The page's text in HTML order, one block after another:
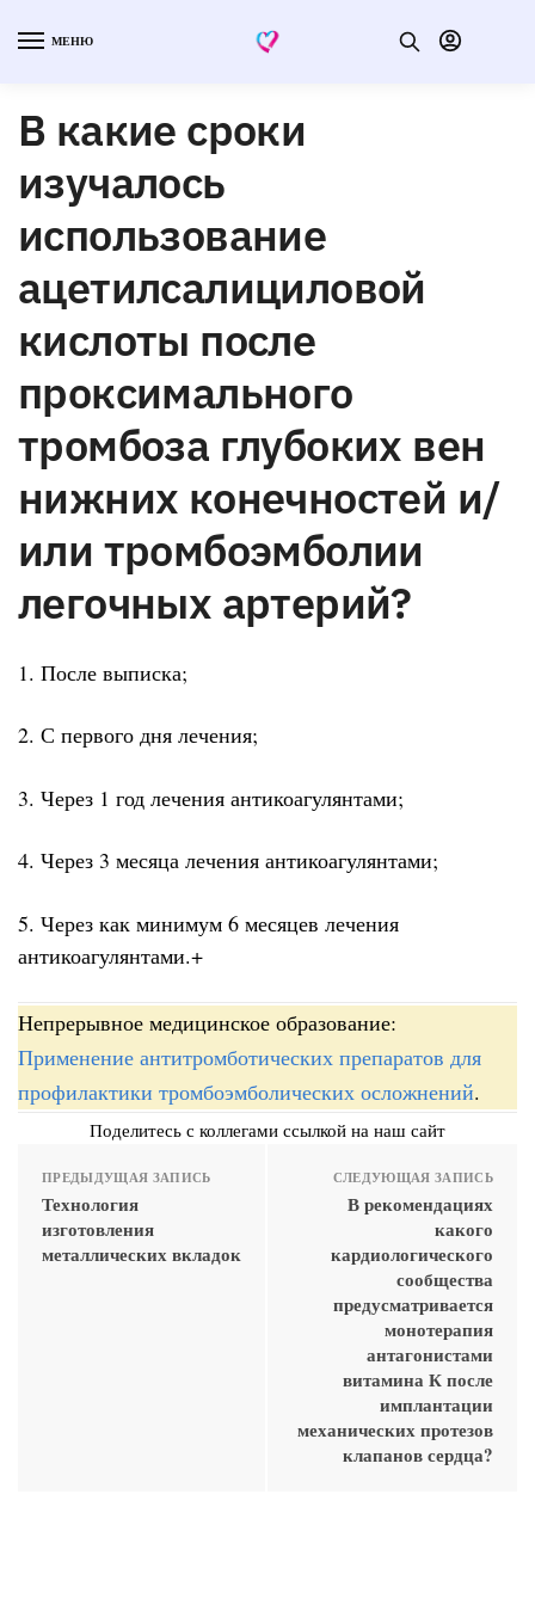
МЕНЮ
В какие сроки
изучалось
использование
ацетилсалициловой
кислоты после
проксимального
тромбоза глубоких вен
нижних конечностей и/
или тромбоэмболии
легочных артерий?
1. После выписка;
2. С первого дня лечения;
3. Через 1 год лечения антикоагулянтами;
4. Через 3 месяца лечения антикоагулянтами;
5. Через как минимум 6 месяцев лечения
антикоагулянтами.+
Непрерывное медицинское образование:
Применение антитромботических препаратов для
профилактики тромбоэмболических осложнений.
Поделитесь с коллегами ссылкой на наш сайт
ПРЕДЫДУЩАЯ ЗАПИСЬ
Технология
изготовления
металлических вкладок
СЛЕДУЮЩАЯ ЗАПИСЬ
В рекомендациях
какого
кардиологического
сообщества
предусматривается
монотерапия
антагонистами
витамина К после
имплантации
механических протезов
клапанов сердца?